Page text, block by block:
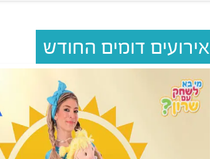
אירועים דומים החודש